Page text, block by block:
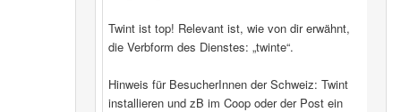
Twint ist top! Relevant ist, wie von dir erwähnt,
die Verbform des Dienstes: „twinte“.
Hinweis für BesucherInnen der Schweiz: Twint
installieren und zB im Coop oder der Post ein